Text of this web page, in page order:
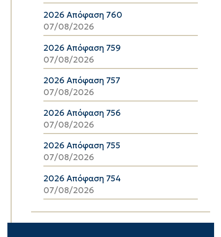
2026 Απόφαση 760
07/08/2026
2026 Απόφαση 759
07/08/2026
2026 Απόφαση 757
07/08/2026
2026 Απόφαση 756
07/08/2026
2026 Απόφαση 755
07/08/2026
2026 Απόφαση 754
07/08/2026